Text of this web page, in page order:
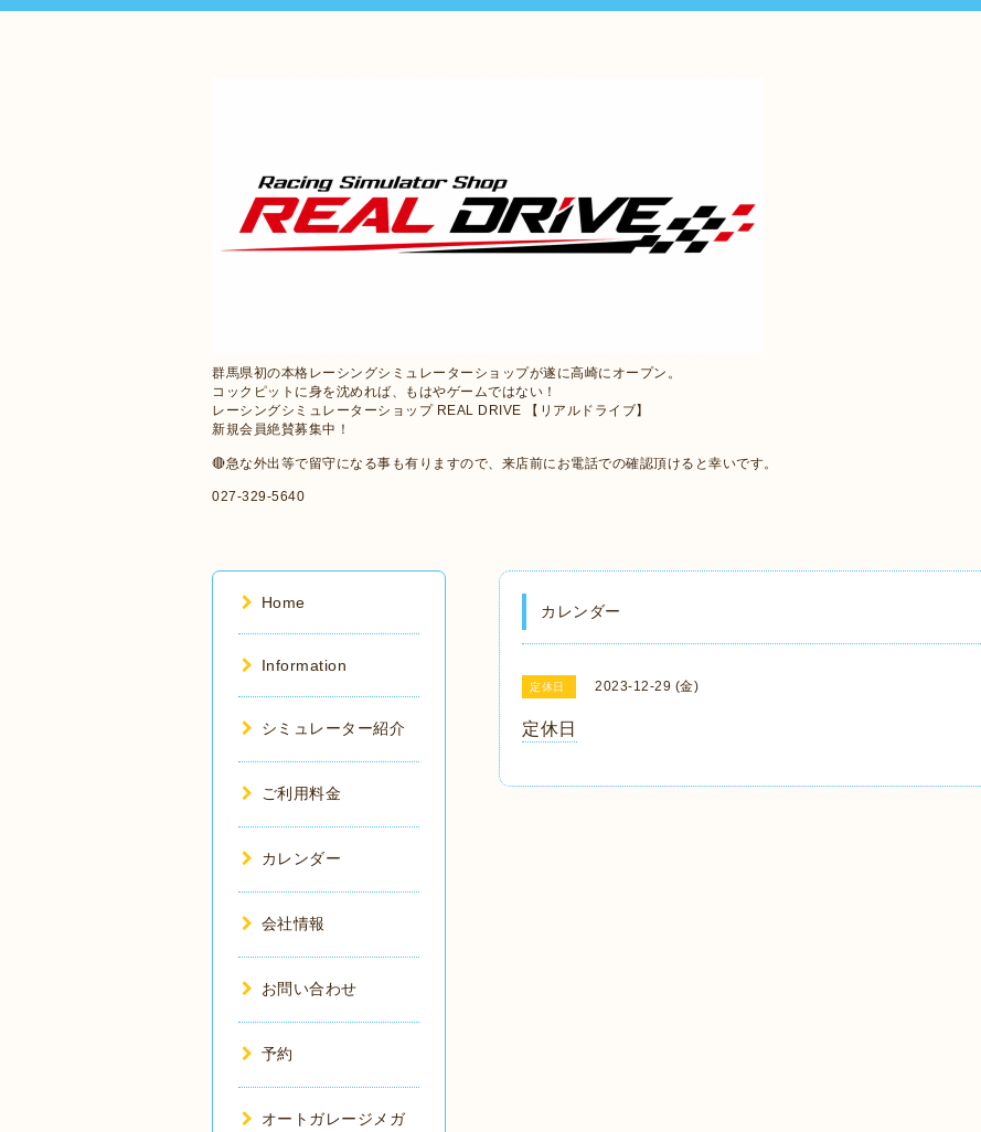
群馬県初の本格レーシングシミュレーターショップが遂に高崎にオープン。
コックピットに身を沈めれば、もはやゲームではない！
レーシングシミュレーターショップ REAL DRIVE 【リアルドライブ】
新規会員絶賛募集中！
🔴急な外出等で留守になる事も有りますので、来店前にお電話での確認頂けると幸いです。
027-329-5640
カレンダー
定休日 2023-12-29 (金)
定休日
Home
Information
シミュレーター紹介
ご利用料金
カレンダー
会社情報
お問い合わせ
予約
オートガレージメガ